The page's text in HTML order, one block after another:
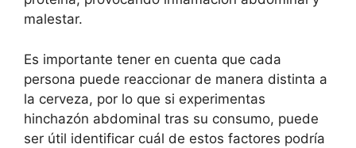
malestar.
Es importante tener en cuenta que cada
persona puede reaccionar de manera distinta a
la cerveza, por lo que si experimentas
hinchazón abdominal tras su consumo, puede
ser útil identificar cuál de estos factores podría